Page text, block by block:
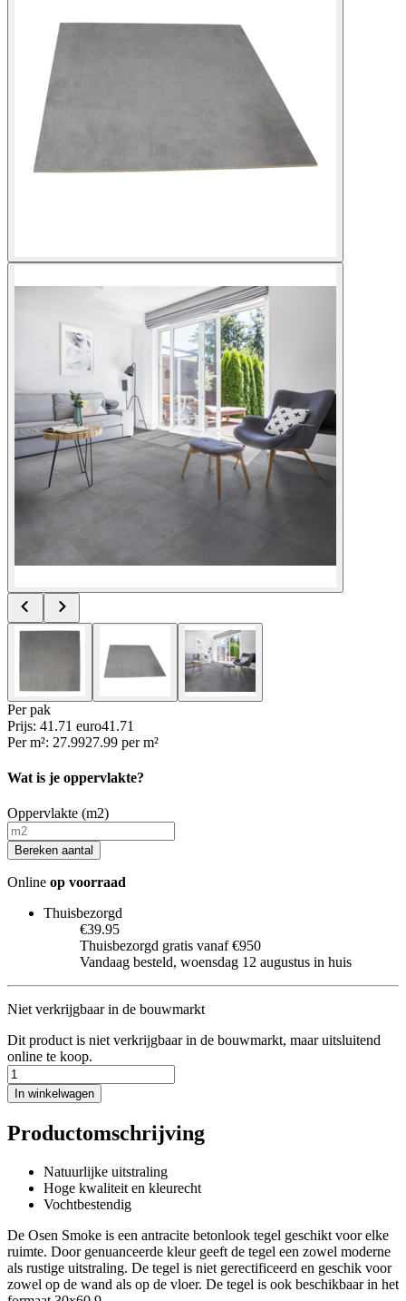
Per pak
Prijs: 41.71 euro41 .71
Per m²: 27.9927.99 per m²
Wat is je oppervlakte?
Oppervlakte (m2)
Bereken aantal
Online op voorraad
Thuisbezorgd
€39.95
Thuisbezorgd gratis vanaf €950
Vandaag besteld, woensdag 12 augustus in huis
Niet verkrijgbaar in de bouwmarkt
Dit product is niet verkrijgbaar in de bouwmarkt, maar uitsluitend
online te koop.
In winkelwagen
Productomschrijving
Natuurlijke uitstraling
Hoge kwaliteit en kleurecht
Vochtbestendig
De Osen Smoke is een antracite betonlook tegel geschikt voor elke
ruimte. Door genuanceerde kleur geeft de tegel een zowel moderne
als rustige uitstraling. De tegel is niet gerectificeerd en geschik voor
zowel op de wand als op de vloer. De tegel is ook beschikbaar in het